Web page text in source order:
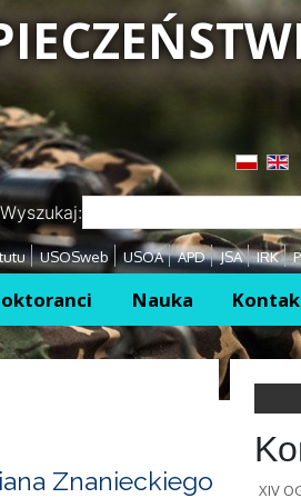
Przejdź
Przejdź
Wyszukaj:
USOSweb USOA APD JSA IRK
Nauka
Znanieckiego XIV